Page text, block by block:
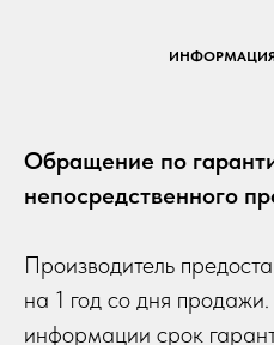
ИНФОРМАЦИЯ
Обращение по
непосредственного
Производитель
на 1 год со дня
информации срок